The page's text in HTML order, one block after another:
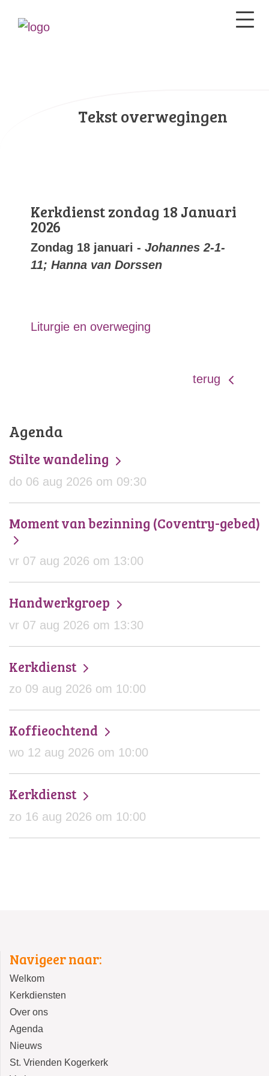
Tekst overwegingen
Kerkdienst zondag 18 Januari
2026
Zondag 18 januari - Johannes 2-1-
11; Hanna van Dorssen
Liturgie en overweging
terug
Agenda
Stilte wandeling
do 06 aug 2026 om 09:30
Moment van bezinning (Coventry-gebed)
vr 07 aug 2026 om 13:00
Handwerkgroep
vr 07 aug 2026 om 13:30
Kerkdienst
zo 09 aug 2026 om 10:00
Koffieochtend
wo 12 aug 2026 om 10:00
Kerkdienst
zo 16 aug 2026 om 10:00
Navigeer naar:
Welkom
Kerkdiensten
Over ons
Agenda
Nieuws
St. Vrienden Kogerkerk